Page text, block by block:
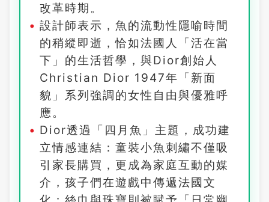
改革時期。
設計師表示，魚的流動性隱喻時間
的稍縱即逝，恰如法國人「活在當
下」的生活哲學，與Dior創始人
Christian Dior 1947年「新面
貌」系列強調的女性自由與優雅呼
應。
Dior透過「四月魚」主題，成功建
立情感連結：童裝小魚刺繡不僅吸
引家長購買，更成為家庭互動的媒
介，孩子們在遊戲中傳遞法國文